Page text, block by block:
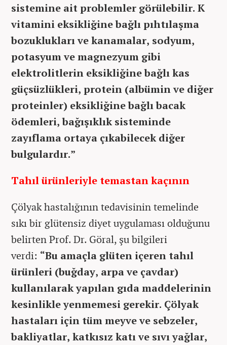
sistemine ait problemler görülebilir. K
vitamini eksikliğine bağlı pıhtılaşma
bozuklukları ve kanamalar, sodyum,
potasyum ve magnezyum gibi
elektrolitlerin eksikliğine bağlı kas
güçsüzlükleri, protein (albümin ve diğer
proteinler) eksikliğine bağlı bacak
ödemleri, bağışıklık sisteminde
zayıflama ortaya çıkabilecek diğer
bulgulardır.”
Tahıl ürünleriyle temastan kaçının
Çölyak hastalığının tedavisinin temelinde
sıkı bir glütensiz diyet uygulaması olduğunu
belirten Prof. Dr. Göral, şu bilgileri
verdi: “Bu amaçla glüten içeren tahıl
ürünleri (buğday, arpa ve çavdar)
kullanılarak yapılan gıda maddelerinin
kesinlikle yenmemesi gerekir. Çölyak
hastaları için tüm meyve ve sebzeler,
bakliyatlar, katkısız katı ve sıvı yağlar,